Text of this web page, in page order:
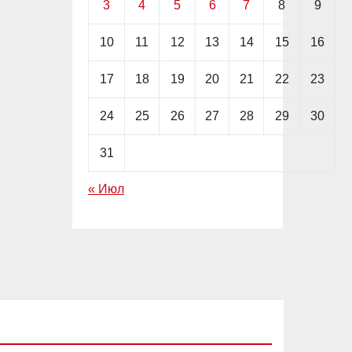
3 4 5 6 7 8 9
10 11 12 13 14 15 16
17 18 19 20 21 22 23
24 25 26 27 28 29 30
31
« Июл